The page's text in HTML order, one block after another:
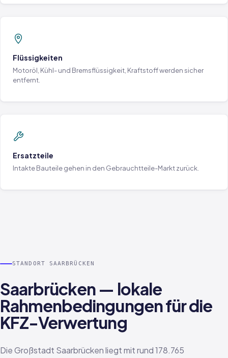
Flüssigkeiten
Motoröl, Kühl- und Bremsflüssigkeit, Kraftstoff werden sicher
entfernt.
Ersatzteile
Intakte Bauteile gehen in den Gebrauchtteile-Markt zurück.
STANDORT SAARBRÜCKEN
Saarbrücken — lokale
Rahmenbedingungen für die
KFZ-Verwertung
Die Großstadt Saarbrücken liegt mit rund 178.765